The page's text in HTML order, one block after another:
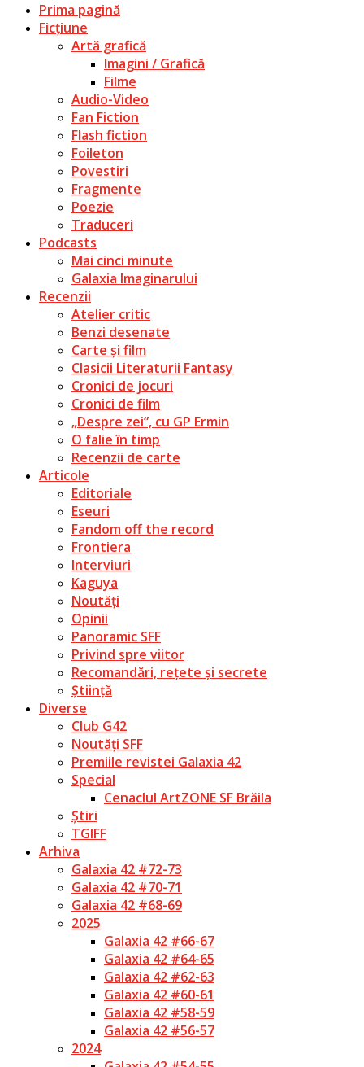
Prima pagină
Ficțiune
Artă grafică
Imagini / Grafică
Filme
Audio-Video
Fan Fiction
Flash fiction
Foileton
Povestiri
Fragmente
Poezie
Traduceri
Podcasts
Mai cinci minute
Galaxia Imaginarului
Recenzii
Atelier critic
Benzi desenate
Carte și film
Clasicii Literaturii Fantasy
Cronici de jocuri
Cronici de film
„Despre zei”, cu GP Ermin
O falie în timp
Recenzii de carte
Articole
Editoriale
Eseuri
Fandom off the record
Frontiera
Interviuri
Kaguya
Noutăți
Opinii
Panoramic SFF
Privind spre viitor
Recomandări, rețete și secrete
Știință
Diverse
Club G42
Noutăți SFF
Premiile revistei Galaxia 42
Special
Cenaclul ArtZONE SF Brăila
Știri
TGIFF
Arhiva
Galaxia 42 #72-73
Galaxia 42 #70-71
Galaxia 42 #68-69
2025
Galaxia 42 #66-67
Galaxia 42 #64-65
Galaxia 42 #62-63
Galaxia 42 #60-61
Galaxia 42 #58-59
Galaxia 42 #56-57
2024